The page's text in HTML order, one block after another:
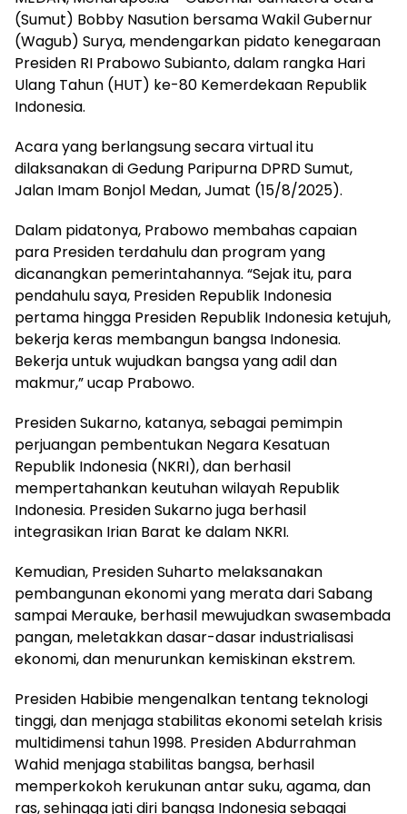
(Sumut) Bobby Nasution bersama Wakil Gubernur
(Wagub) Surya, mendengarkan pidato kenegaraan
Presiden RI Prabowo Subianto, dalam rangka Hari
Ulang Tahun (HUT) ke-80 Kemerdekaan Republik
Indonesia.
Acara yang berlangsung secara virtual itu
dilaksanakan di Gedung Paripurna DPRD Sumut,
Jalan Imam Bonjol Medan, Jumat (15/8/2025).
Dalam pidatonya, Prabowo membahas capaian
para Presiden terdahulu dan program yang
dicanangkan pemerintahannya. “Sejak itu, para
pendahulu saya, Presiden Republik Indonesia
pertama hingga Presiden Republik Indonesia ketujuh,
bekerja keras membangun bangsa Indonesia.
Bekerja untuk wujudkan bangsa yang adil dan
makmur,” ucap Prabowo.
Presiden Sukarno, katanya, sebagai pemimpin
perjuangan pembentukan Negara Kesatuan
Republik Indonesia (NKRI), dan berhasil
mempertahankan keutuhan wilayah Republik
Indonesia. Presiden Sukarno juga berhasil
integrasikan Irian Barat ke dalam NKRI.
Kemudian, Presiden Suharto melaksanakan
pembangunan ekonomi yang merata dari Sabang
sampai Merauke, berhasil mewujudkan swasembada
pangan, meletakkan dasar-dasar industrialisasi
ekonomi, dan menurunkan kemiskinan ekstrem.
Presiden Habibie mengenalkan tentang teknologi
tinggi, dan menjaga stabilitas ekonomi setelah krisis
multidimensi tahun 1998. Presiden Abdurrahman
Wahid menjaga stabilitas bangsa, berhasil
memperkokoh kerukunan antar suku, agama, dan
ras, sehingga jati diri bangsa Indonesia sebagai